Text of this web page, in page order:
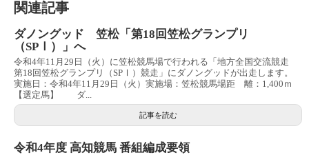
関連記事
ダノングッド 笠松「第18回笠松グランプリ
（SPⅠ）」へ
令和4年11月29日（火）に笠松競馬場で行われる「地方全国交流競走
第18回笠松グランプリ（SPⅠ）競走」にダノングッドが出走します。
実施日：令和4年11月29日（火）実施場：笠松競馬場距 離：1,400ｍ
【選定馬】 ダ...
記事を読む
令和4年度 高知競馬 番組編成要領